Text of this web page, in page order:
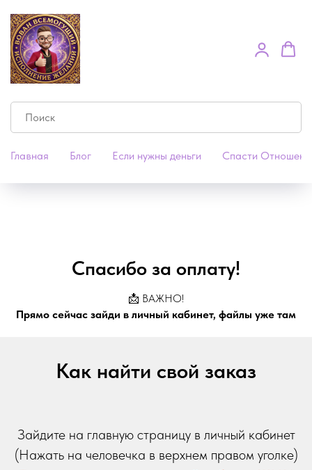
Главная Блог Если нужны деньги Спасти
Спасибо за оплату!
📩 ВАЖНО!
Прямо сейчас зайди в личный кабинет, файлы уже там
Как найти свой заказ
Зайдите на главную страницу в личный кабинет
(Нажать на человечка в верхнем правом уголке)